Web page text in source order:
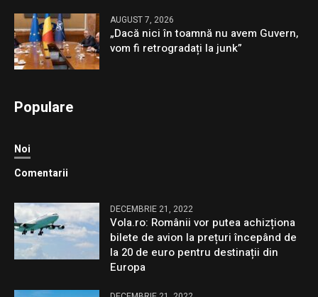
AUGUST 7, 2026
„Dacă nici în toamnă nu avem Guvern,
vom fi retrogradați la junk”
Populare
Noi
Comentarii
DECEMBRIE 21, 2022
Vola.ro: Românii vor putea achizționa
bilete de avion la prețuri începând de
la 20 de euro pentru destinații din
Europa